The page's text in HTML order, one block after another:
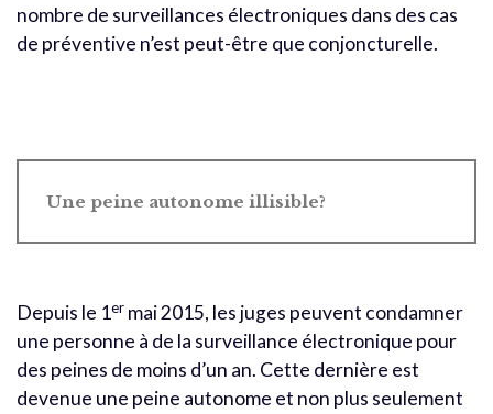
nombre de surveillances électroniques dans des cas
de préventive n’est peut-être que conjoncturelle.
Une peine autonome illisible?
Depuis le 1er mai 2015, les juges peuvent condamner
une personne à de la surveillance électronique pour
des peines de moins d’un an. Cette dernière est
devenue une peine autonome et non plus seulement